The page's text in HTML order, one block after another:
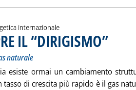
internazionale
IL “DIRIGISMO”..
naturale
esiste ormai un cambiamento
tasso di crescita più rapido è il gas